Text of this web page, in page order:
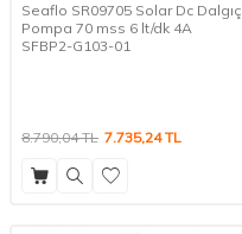
Seaflo SR09705 Solar Dc Dalgıç
Pompa 70 mss 6 lt/dk 4A
SFBP2-G103-01
8.790,04TL 7.735,24TL